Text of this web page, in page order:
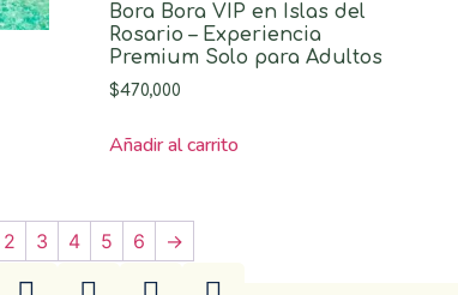
Bora Bora VIP en Islas del
Rosario – Experiencia
Premium Solo para Adultos
$470,000
Añadir al carrito
2 3 4 5 6 →